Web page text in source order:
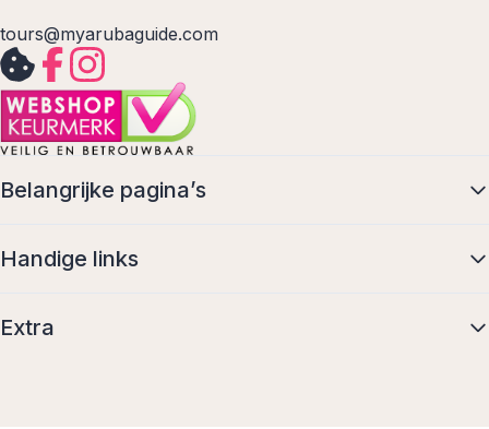
tours@myarubaguide.com
Belangrijke pagina’s
Handige links
Extra